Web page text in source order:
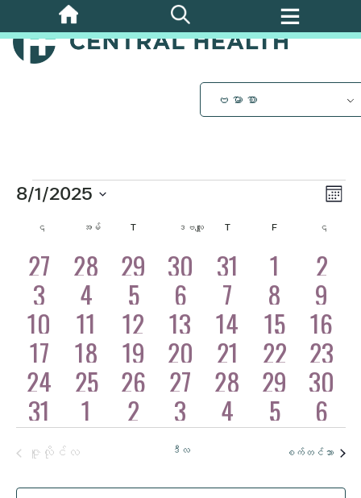
အဓိက
အကြောင်းအရာ
သို့
ဗမာစာ
ဒါနဲ့
ပွဲ
လ
8/1/2025
ပါ။
အဲ့
ဒါနဲ့
ပြက္ခဒိန်
၎ အမ်တနင်္လာ
T ဒဗလျူဗုဒ္ဓဟူး
Tကြာသပတေး F ၎
0
အဖြစ်အပျက်
များ
27
0
အဖြစ်အပျက်
များ
28
0
အဖြစ်အပျက်
များ
29
0
အဖြစ်အပျက်
များ
30
0
အဖြစ်အပျက်
များ
31
0
အဖြစ်အပျက်
များ
1
0
အဖြစ်
များ
2
0
အဖြစ်အပျက်
များ
3
0
အဖြစ်အပျက်
များ
4
0
အဖြစ်အပျက်
များ
5
0
အဖြစ်အပျက်
များ
6
0
အဖြစ်အပျက်
များ
7
0
အဖြစ်အပျက်
များ
8
0
အဖြစ်
များ
9
0
အဖြစ်အပျက်
များ
10
2
အဖြစ်အပျက်
များ
11
4
အဖြစ်အပျက်
များ
12
1
အဖြစ်အပျက်
13
2
အဖြစ်အပျက်
များ
14
1
အဖြစ်အပျ
15
0
အဖြစ်
များ
16
0
အဖြစ်အပျက်
များ
17
2
အဖြစ်အပျက်
များ
18
2
အဖြစ်အပျက်
များ
19
1
အဖြစ်အပျက်
20
2
အဖြစ်အပျက်
များ
21
0
အဖြစ်အပျက်
များ
22
0
အဖြစ်အ
များ
23
0
အဖြစ်အပျက်
များ
24
2
အဖြစ်အပျက်
များ
25
2
အဖြစ်အပျက်
များ
26
2
အဖြစ်အပျက်
များ
27
2
အဖြစ်အပျက်
များ
28
0
အဖြစ်အပျက်
များ
29
0
အဖြစ်အ
များ
30
0
အဖြစ်အပျက်
31
2
အဖြစ်အပျက်
1
2
အဖြစ်အပျက်
2
3
အဖြစ်အပျက်
များ
3
2
အဖြစ်အပျက်
4
0
အဖြစ်အပျက်
5
0
အဖြစ်
6
ဇူလိုင်လ ဒီလ စက်တင်ဘာ